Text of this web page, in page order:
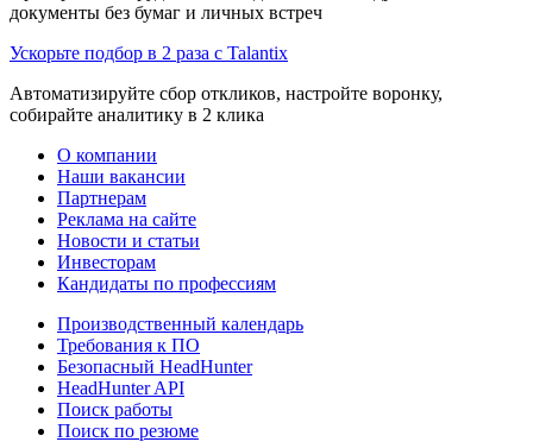
документы без бумаг и личных встреч
Ускорьте подбор в 2 раза с Talantix
Автоматизируйте сбор откликов, настройте воронку,
собирайте аналитику в 2 клика
О компании
Наши вакансии
Партнерам
Реклама на сайте
Новости и статьи
Инвесторам
Кандидаты по профессиям
Производственный календарь
Требования к ПО
Безопасный HeadHunter
HeadHunter API
Поиск работы
Поиск по резюме